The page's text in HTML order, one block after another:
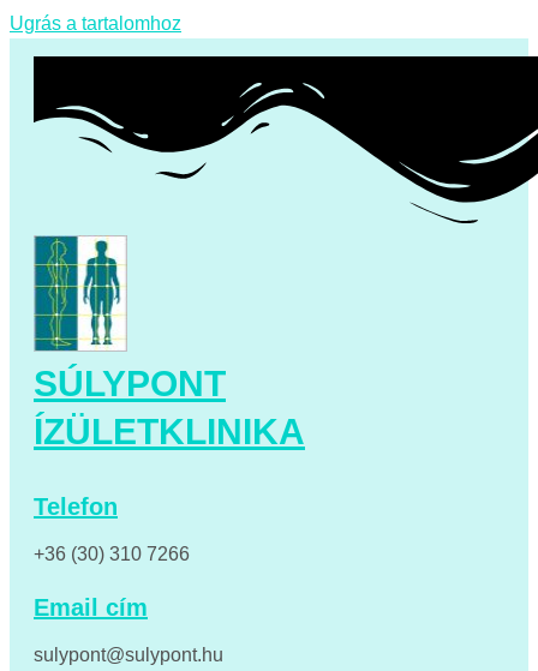
Ugrás a tartalomhoz
SÚLYPONT
ÍZÜLETKLINIKA
Telefon
+36 (30) 310 7266
Email cím
sulypont@sulypont.hu